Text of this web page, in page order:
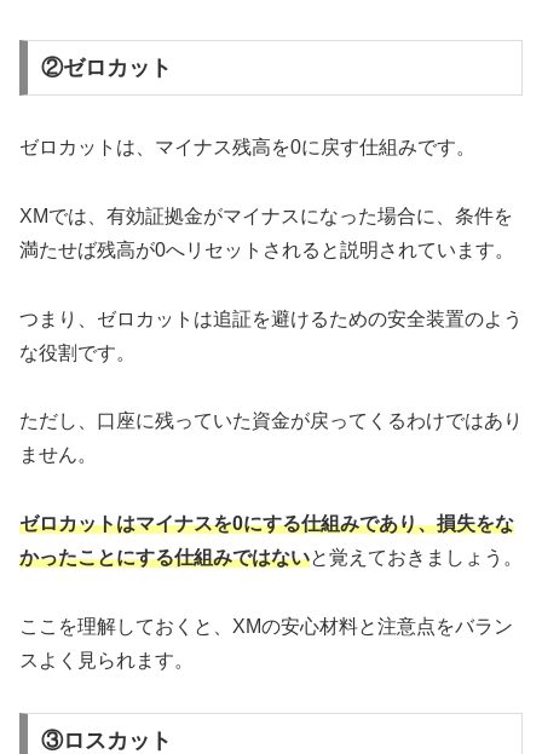
②ゼロカット
ゼロカットは、マイナス残高を0に戻す仕組みです。
XMでは、有効証拠金がマイナスになった場合に、条件を
満たせば残高が0へリセットされると説明されています。
つまり、ゼロカットは追証を避けるための安全装置のよう
な役割です。
ただし、口座に残っていた資金が戻ってくるわけではあり
ません。
ゼロカットはマイナスを0にする仕組みであり、損失をな
かったことにする仕組みではないと覚えておきましょう。
ここを理解しておくと、XMの安心材料と注意点をバラン
スよく見られます。
③ロスカット